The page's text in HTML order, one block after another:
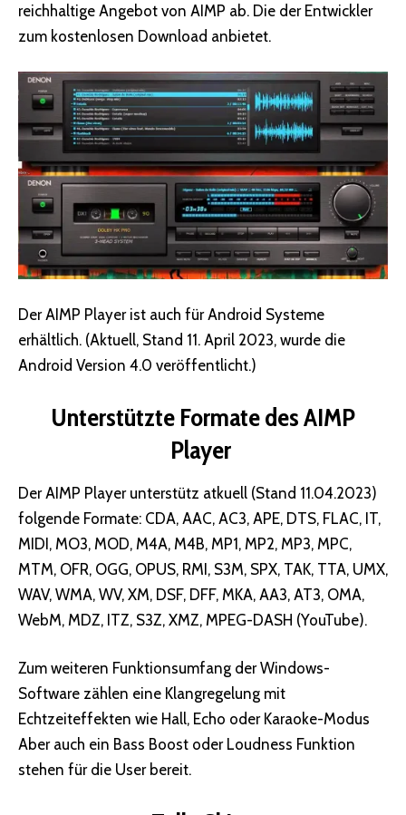
reichhaltige Angebot von AIMP ab. Die der Entwickler
zum kostenlosen Download anbietet.
Der AIMP Player ist auch für Android Systeme
erhältlich. (Aktuell, Stand 11. April 2023, wurde die
Android Version 4.0 veröffentlicht.)
Unterstützte Formate des AIMP
Player
Der AIMP Player unterstütz atkuell (Stand 11.04.2023)
folgende Formate: CDA, AAC, AC3, APE, DTS, FLAC, IT,
MIDI, MO3, MOD, M4A, M4B, MP1, MP2, MP3, MPC,
MTM, OFR, OGG, OPUS, RMI, S3M, SPX, TAK, TTA, UMX,
WAV, WMA, WV, XM, DSF, DFF, MKA, AA3, AT3, OMA,
WebM, MDZ, ITZ, S3Z, XMZ, MPEG-DASH (YouTube).
Zum weiteren Funktionsumfang der Windows-
Software zählen eine Klangregelung mit
Echtzeiteffekten wie Hall, Echo oder Karaoke-Modus
Aber auch ein Bass Boost oder Loudness Funktion
stehen für die User bereit.